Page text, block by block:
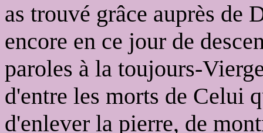
as trouvé grâce auprès de
encore en ce jour de
paroles à la toujours-
d'entre les morts de Celui
d'enlever la pierre, de